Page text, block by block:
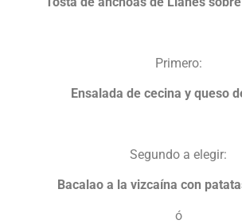
Primero:
Ensalada de cecina y queso
Segundo a elegir:
Bacalao a la vizcaína con
ó